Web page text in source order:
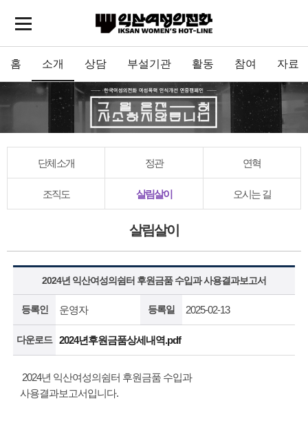
홈 소개 상담 부설기관 활동 참여 자료
단체소개 정관 연혁
조직도 살림살이 오시는 길
살림살이
2024년 익산여성의쉼터 후원금품 수입과 사용결과보고서
등록인 운영자 등록일 2025-02-13
다운로드 2024년후원금품상세내역.pdf
2024년 익산여성의쉼터 후원금품 수입과
사용결과보고서입니다.